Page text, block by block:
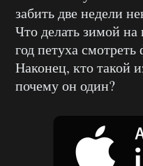
забить две недели
Что делать зимой
год петуха
Наконец, кто такой
почему он один?